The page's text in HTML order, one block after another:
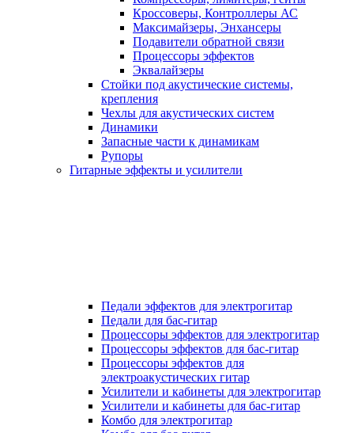
Кроссоверы, Контроллеры АС
Максимайзеры, Энхансеры
Подавители обратной связи
Процессоры эффектов
Эквалайзеры
Стойки под акустические системы,
крепления
Чехлы для акустических систем
Динамики
Запасные части к динамикам
Рупоры
Гитарные эффекты и усилители
Педали эффектов для электрогитар
Педали для бас-гитар
Процессоры эффектов для электрогитар
Процессоры эффектов для бас-гитар
Процессоры эффектов для
электроакустических гитар
Усилители и кабинеты для электрогитар
Усилители и кабинеты для бас-гитар
Комбо для электрогитар